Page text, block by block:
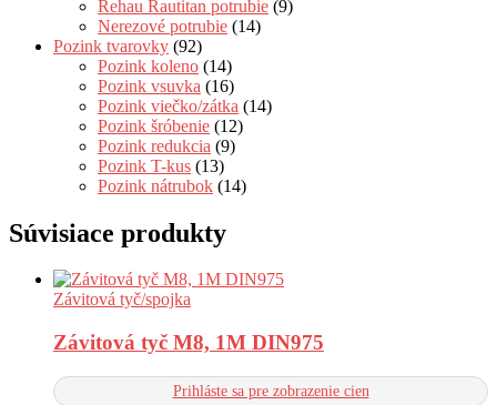
Rehau Rautitan potrubie (9)
Nerezové potrubie (14)
Pozink tvarovky (92)
Pozink koleno (14)
Pozink vsuvka (16)
Pozink viečko/zátka (14)
Pozink šróbenie (12)
Pozink redukcia (9)
Pozink T-kus (13)
Pozink nátrubok (14)
Súvisiace produkty
Závitová tyč/spojka
Závitová tyč M8, 1M DIN975
Prihláste sa pre zobrazenie cien